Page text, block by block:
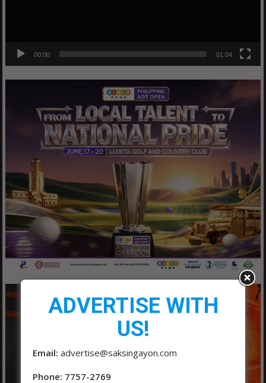
00:00 01:04
ADVERTISE WITH
US!
Email: advertise@saksingayon.com
Phone: 7757-2769